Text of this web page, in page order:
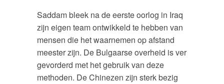
Saddam bleek na de eerste oorlog in Iraq
zijn eigen team ontwikkeld te hebben van
mensen die het waarnemen op afstand
meester zijn. De Bulgaarse overheid is ver
gevorderd met het gebruik van deze
methoden. De Chinezen zijn sterk bezig